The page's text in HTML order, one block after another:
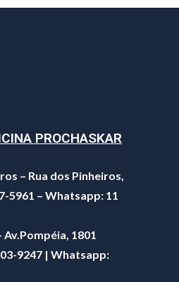
PROCHASKAR
– Rua dos Pinheiros,
5961 – Whatsapp: 11
Av.Pompéia, 1801
9247 | Whatsapp: